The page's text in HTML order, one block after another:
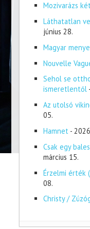
Mozivarázs
Láthatatlan
június 28.
Magyar
Nouvelle
Sehol se
ismeretlentől
Az utolsó
05.
Hamnet -
Csak egy
március 15.
Érzelmi érték
08.
Christy /